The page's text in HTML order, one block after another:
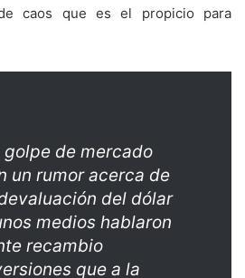
caos que es el propicio para
de mercado
un rumor acerca de
del dólar
medios hablaron
recambio
que a la